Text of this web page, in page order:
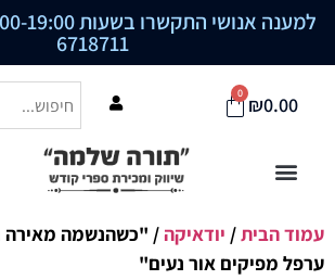
למענה אנושי התקשרו בשעות 09:00-19:00 לטלפון
6718711
₪0.00
0
עמוד הבית/ יודאיקה/ "כשהנשמה מאירה
ערפל מפיקים אור נעים"